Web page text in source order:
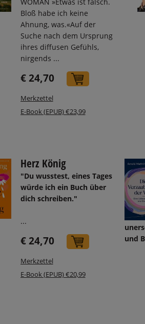
Bloß habe ich keine
Ahnung, was.«Auf der
Suche nach dem Ursprung
ihres diffusen Gefühls,
nirgends ...
€ 24,70
Merkzettel
E-Book (EPUB) €23,99
Herz König
"Du wusstest, eines Tages
würde ich ein Buch über
dich schreiben."
...
€ 24,70 In den
Merkzettel
E-Book (EPUB) €20,99
und